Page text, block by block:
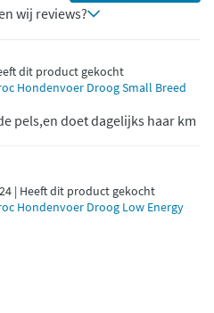
wij reviews?
dit product gekocht
Hondenvoer Droog Small Breed
pels,en doet dagelijks haar km
| Heeft dit product gekocht
Hondenvoer Droog Low Energy